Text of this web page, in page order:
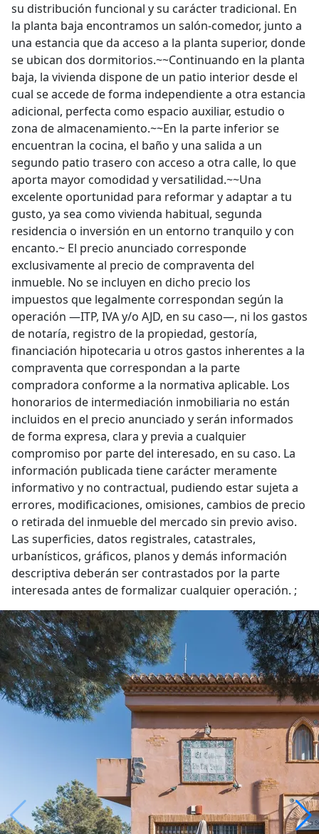
su distribución funcional y su carácter tradicional. En
la planta baja encontramos un salón-comedor, junto a
una estancia que da acceso a la planta superior, donde
se ubican dos dormitorios.~~Continuando en la planta
baja, la vivienda dispone de un patio interior desde el
cual se accede de forma independiente a otra estancia
adicional, perfecta como espacio auxiliar, estudio o
zona de almacenamiento.~~En la parte inferior se
encuentran la cocina, el baño y una salida a un
segundo patio trasero con acceso a otra calle, lo que
aporta mayor comodidad y versatilidad.~~Una
excelente oportunidad para reformar y adaptar a tu
gusto, ya sea como vivienda habitual, segunda
residencia o inversión en un entorno tranquilo y con
encanto.~ El precio anunciado corresponde
exclusivamente al precio de compraventa del
inmueble. No se incluyen en dicho precio los
impuestos que legalmente correspondan según la
operación —ITP, IVA y/o AJD, en su caso—, ni los gastos
de notaría, registro de la propiedad, gestoría,
financiación hipotecaria u otros gastos inherentes a la
compraventa que correspondan a la parte
compradora conforme a la normativa aplicable. Los
honorarios de intermediación inmobiliaria no están
incluidos en el precio anunciado y serán informados
de forma expresa, clara y previa a cualquier
compromiso por parte del interesado, en su caso. La
información publicada tiene carácter meramente
informativo y no contractual, pudiendo estar sujeta a
errores, modificaciones, omisiones, cambios de precio
o retirada del inmueble del mercado sin previo aviso.
Las superficies, datos registrales, catastrales,
urbanísticos, gráficos, planos y demás información
descriptiva deberán ser contrastados por la parte
interesada antes de formalizar cualquier operación. ;